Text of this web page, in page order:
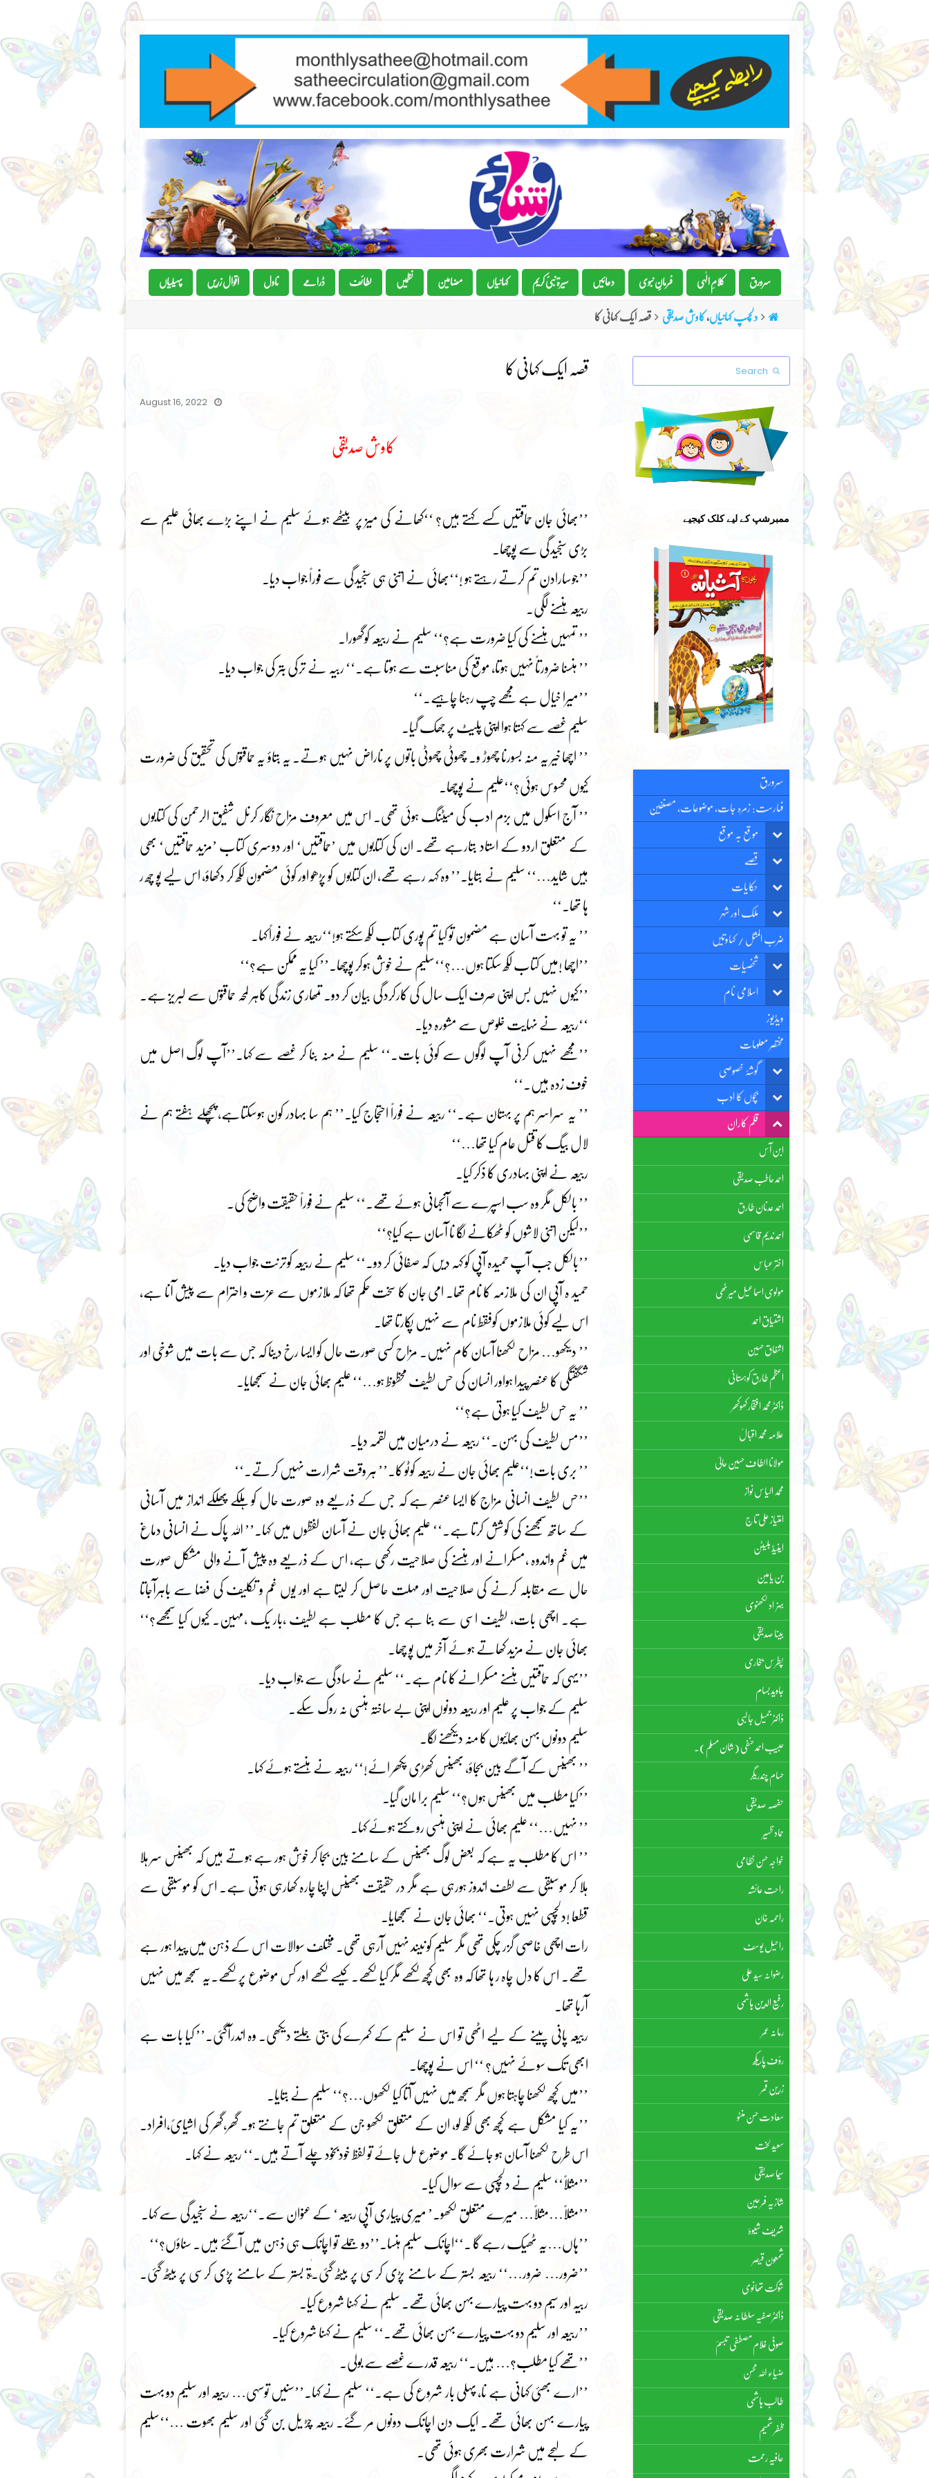
سرورق کلامِ الٰہی فرمانِِ نبوی دعائیں سیرۃ نبیٔ کریم کہانیاں مضامین نظمیں لطائف ڈرامے ناول اقوال زریں پہیلیاں
دلچسپ کہانیاں, کاوش صدیقی قصہ ایک کہانی کا
قصہ ایک کہانی کا
August 16, 2022
کاوش صدیقی
’’بھائی جان حماقتیں کسے کہتے ہیں؟ ‘‘کھانے کی میز پر بیٹھے ہوئے سلیم نے اپنے بڑے بھائی علیم سے
بڑی سنجیدگی سے پوچھا۔
’’جوسارادن تم کرتے رہتے ہو !‘‘بھائی نے اتنی ہی سنجیدگی سے فوراً جواب دیا۔
ربیعہ ہنسنے لگی۔
’’ تمہیں ہنسنے کی کیا ضرورت ہے؟‘‘ سلیم نے ربیعہ کوگھورا۔
’’ ہنسنا ضرورتاً نہیں ہوتا، موقع کی مناسبت سے ہوتا ہے۔‘‘ ربیہ نے ترکی بتر کی جواب دیا۔
’’میرا خیال ہے مجھے چپ رہنا چاہیے۔‘‘
سلیم غصے سے کہتا ہوا اپنی پلیٹ پر جھک گیا۔
’’ اچھا خیر یہ منہ بسورنا چھوڑ و۔ چھوٹی چھوٹی باتوں پر ناراض نہیں ہوتے۔ یہ بتاؤ یہ حماقتوں کی تحقیق کی ضرورت
کیوں محسوس ہوئی؟‘‘علیم نے پوچھا۔
’’ آج اسکول میں بزم ادب کی میٹنگ ہوئی تھی۔ اس میں معروف مزاح نگار کرنل شفیق الرحمن کی کتابوں
کے متعلق اردو کے استاد بتارہے تھے۔ ان کی کتابوں میں ’حماقتیں‘ اور دوسری کتاب ’مزید حماقتیں‘ بھی
ہیں شاید…‘‘ سلیم نے بتایا۔’’ وہ کہہ رہے تھے، ان کتابوں کو پڑھو اور کوئی مضمون لکھ کر دکھاؤ، اس لیے پو چھ ر
ہا تھا۔‘‘
’’ یہ تو بہت آسان ہے مضمون تو کیا تم پوری کتاب لکھ سکتے ہو!‘‘ربیعہ نے فوراً کہا۔
’’اچھا !میں کتاب لکھ سکتا ہوں…؟‘‘سلیم نے خوش ہوکر پوچھا۔’’ کیا یہ ممکن ہے؟‘‘
’’کیوں نہیں بس اپنی صرف ایک سال کی کارکردگی بیان کر دو۔ تمھاری زندگی کاہر لمحہ حماقتوں سے لبریز ہے۔
‘‘ربیعہ نے نہایت خلوص سے مشورہ دیا۔
’’مجھے نہیں کرنی آپ لوگوں سے کوئی بات۔‘‘ سلیم نے منہ بنا کر غصے سے کہا۔’’آپ لوگ اصل میں
خوف زدہ ہیں۔‘‘
’’ یہ سراسر ہم پر بہتان ہے۔‘‘ ربیعہ نے فوراً احتجاج کیا۔’’ ہم سا بہادر کون ہوسکتاہے، پچھلے ہفتے ہم نے
لال بیگ کا قتل عام کیا تھا…‘‘
ربیعہ نے اپنی بہادری کا ذکر کیا۔
’’ بالکل مگر وہ سب اسپرے سے آنجہانی ہوئے تھے۔‘‘ سلیم نے فوراً حقیقت واضح کی۔
’’لیکن اتنی لاشوں کو ٹھکانے لگا نا آسان ہے کیا؟‘‘
’’بالکل جب آپ حمیدہ آپی کو کہہ دیں کہ صفائی کر دو۔‘‘ سلیم نے ربیعہ کوترنت جواب دیا۔
حمید ہ آپی ان کی ملازمہ کا نام تھا۔ امی جان کا سخت حکم تھا کہ ملازموں سے عزت و احترام سے پیش آنا ہے،
اس لیے کوئی ملازموں کوفقط نام سے نہیں پکارتا تھا۔
’’ دیکھو… مزاح لکھنا آسان کام نہیں۔ مزاح کسی صورت حال کو ایسا رخ دینا کہ جس سے بات میں شوخی اور
شگفتگی کا عنصر پیدا ہواور انسان کی حس لطیف محظوظ ہو…‘‘ علیم بھائی جان نے سمجھایا۔
’’ یہ حس لطیف کیا ہوتی ہے؟‘‘
’’مس لطیف کی بہن۔‘‘ ربیعہ نے درمیان میں لقمہ دیا۔
’’ بری بات!‘‘علیم بھائی جان نے ربیعہ کوٹو کا۔’’ ہر وقت شرارت نہیں کرتے۔‘‘
’’حس لطیف انسانی مزاج کا ایسا عنصر ہے کہ جس کے ذریعے وہ صورت حال کو ہلکے پھلکے انداز میں آسانی
کے ساتھ سمجھنے کی کوشش کرتا ہے۔‘‘ علیم بھائی جان نے آسان لفظوں میں کہا۔’’ اللہ پاک نے انسانی دماغ
میں غم واندوہ ،مسکرانے اور ہنسنے کی صلاحیت رکھی ہے، اس کے ذریعے وہ پیش آنے والی مشکل صورت
حال سے مقابلہ کرنے کی صلاحیت اور مہلت حاصل کر لیتا ہے اور یوں غم و تکلیف کی فضا سے باہرآجاتا
ہے۔ اچھی بات، لطیف اسی سے بنا ہے جس کا مطلب ہے لطیف ،بار یک ،مہین۔ کیوں کیا سمجھے؟‘‘
بھائی جان نے مزید کھاتے ہوئے آخر میں پو چھا۔
’’یہی کہ حماقتیں ہنسنے مسکرانے کا نام ہے۔‘‘ سلیم نے سادگی سے جواب دیا۔
سلیم کے جواب پر علیم اور ربیعہ دونوں اپنی بے ساختہ ہنسی نہ روک سکے۔
سلیم دونوں بہن بھائیوں کا منہ دیکھنے لگا۔
’’ بھینس کے آگے بین بجاؤ، بھینس کھڑی پکھر ائے!‘‘ ربیعہ نے ہنستے ہوئے کہا۔
’’کیا مطلب میں بھینس ہوں؟‘‘ سلیم برا مان گیا۔
’’ نہیں…‘‘ علیم بھائی نے اپنی ہنسی روکتے ہوئے کہا۔
’’ اس کا مطلب یہ ہے کہ بعض لوگ بھینس کے سامنے بین بجا کر خوش ہور ہے ہوتے ہیں کہ بھینس سر ہلا
ہلا کر موسیقی سے لطف اندوز ہورہی ہے مگر در حقیقت بھینس اپنا چارہ کھارہی ہوتی ہے۔ اس کو موسیقی سے
قطعا !دلچسپی نہیں ہوتی۔‘‘ بھائی جان نے سمجھایا۔
رات اچھی خاصی گزر چکی تھی مگر سلیم کو نیند نہیں آرہی تھی۔ مختلف سوالات اس کے ذہن میں پیدا ہور ہے
تھے۔ اس کا دل چاہ ر ہا تھا کہ وہ بھی کچھ لکھے مگر کیا لکھے۔ کیسے لکھے اور کس موضوع پر لکھے۔یہ سمجھ میں نہیں
آرہا تھا۔
ربیعہ پانی پینے کے لیے اٹھی تو اس نے سلیم کے کمرے کی بتی جلتے دیکھی۔ وہ اندرآگئی۔’’ کیا بات ہے
ابھی تک سوئے نہیں؟ ‘‘ اس نے پوچھا۔
’’میں کچھ لکھنا چاہتا ہوں مگر سمجھ میں نہیں آتا کیا لکھوں…؟‘‘ سلیم نے بتایا۔
’’یہ کیا مشکل ہے کچھ بھی لکھ لو، ان کے متعلق لکھو جن کے متعلق تم جانتے ہو۔ گھر،گھر کی اشیائ،افراد۔
اس طرح لکھنا آسان ہو جائے گا۔ موضوع مل جائے تو لفظ خودبخود چلے آتے ہیں۔‘‘ ربیعہ نے کہا۔
’’مثلاً‘‘ سلیم نے دلچسپی سے سوال کیا۔
’’مثلاً…مثلاً… میرے متعلق لکھو۔’ میری پیاری آپی ربیعہ‘ کے عنوان سے۔‘‘ربیعہ نے سنجیدگی سے کہا۔
’’ہاں…یہ ٹھیک رہے گا ۔‘‘اچانک سلیم ہنسا۔’’دو جملے تو اچانک ہی ذہن میں آگئے ہیں۔ سناؤں؟‘‘
’’ضرور… ضرور…‘‘ ربیعہ بستر کے سامنے پڑی کرسی پر بیٹھ گئی۔ٰؓۃ بستر کے سامنے پڑی کرسی پر بیٹھ گئی۔
ربیہ اور سیم دو بہت پیارے بہن بھائی تھے۔ سلیم نے کہنا شروع کیا۔
’’ربیعہ اور سلیم دو بہت پیارے بہن بھائی تھے۔‘‘ سلیم نے کہنا شروع کیا۔
’’تھے کیا مطلب؟… ہیں۔‘‘ ربیعہ قدرے غصے سے بولی۔
’’ارے بھئی کہانی ہے نا، پہلی بار شروع کی ہے۔‘‘ سلیم نے کہا۔’’سنیں توسہی… ربیعہ اور سلیم دو بہت
پیارے بہن بھائی تھے۔ ایک دن اچانک دونوں مر گئے۔ ربیعہ چڑ یل بن گئی اور سلیم بھوت …‘‘سلیم
کے لہجے میں شرارت بھری ہوئی تھی۔
Search
ممبرشپ کے لیے کلک کیجیے
سرورق
فہارست: زمرہ جات، موضوعات، مصنفین
موقع بہ موقع
قصّے
حکایات
ملک اور شہر
ضرب المثل / کہاوتیں
شخصیات
اسلامی نام
ویڈیوز
مختصر معلومات
گوشۂ خصوصی
بچوں کا ادب
قلم کاران
ابن آس
احمد حاطب صدیقی
احمد عدنان طارق
احمد ندیم قاسمی
اختر عباس
مولوی اسماعیل میرٹھی
اشتیاق احمد
اشفاق حسین
اعظم طارق کوہستانی
ڈاکٹر محمد افتخار کھوکھر
علامہ محمد اقبالؒ
مولانا الطاف حسین حالیؔ
محمد الیاس نواز
امتیاز علی تاج
اینیڈ بلیٹن
بن یامین
بہزاد لکھنوی
بینا صدیقی
پطرس بخاری
جاوید بسام
ڈاکٹر جمیل جالبی
حبیب احمد حنفی (شان مسلم)۔
حسام چندریگر
حفصہ صدیقی
حماد ظہیر
خواجہ حسن نظامی
راحت عائشہ
راحمہ خان
راحیل یوسف
رضوانہ سیّد علی
رفیع الدین ہاشمی
رمانہ عمر
رؤف پاریکھ
زرین قمر
سعادت حسن منٹو
سعید لخت
سیما صدیقی
شازیہ فرحین
شریف شیوہؔ
شمعون قیصر
شوکت تھانوی
ڈاکٹر صفیہ سلطانہ صدیقی
صوفی غلام مصطفیٰ تبسمؔ
ضیاء اللہ محسن
طالب ہاشمی
ظفر شمیم
عافیہ رحمت